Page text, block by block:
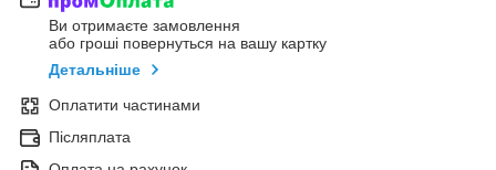
Ви отримаєте замовлення
або гроші повернуться на вашу картку
Детальніше
Оплатити частинами
Післяплата